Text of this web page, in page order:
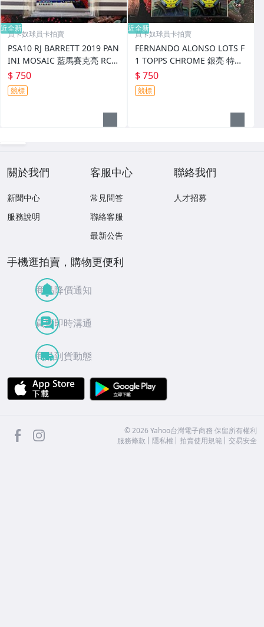
近全新
買卡奴球員卡拍賣
PSA10 RJ BARRETT 2019 PAN
INI MOSAIC 藍馬賽克亮 RC
新人
$ 750
競標
近全新
買卡奴球員卡拍賣
FERNANDO ALONSO LOTS F
1 TOPPS CHROME 銀亮 特卡
安全帽卡
$ 750
競標
關於我們
新聞中心
服務說明
客服中心
常見問答
聯絡客服
最新公告
聯絡我們
人才招募
手機逛拍賣，購物更便利
商品降價通知
買賣即時溝通
商品到貨動態
APP Store
facebook ©2026 Yahoo台灣電子商務 保留所有權利
服務條款
隱私權 拍賣使用規範 交易安全